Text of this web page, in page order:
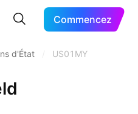
Commencez
d'État US01MY